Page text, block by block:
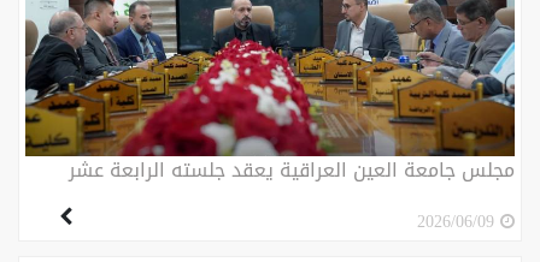
مجلس جامعة العين العراقية يعقد جلسته الرابعة عشر
2026/06/09